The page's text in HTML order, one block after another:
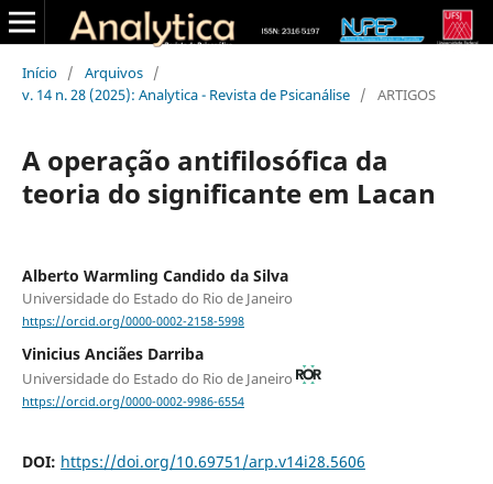
Início / Arquivos /
v. 14 n. 28 (2025): Analytica - Revista de Psicanálise / ARTIGOS
A operação antifilosófica da
teoria do significante em Lacan
Alberto Warmling Candido da Silva
Universidade do Estado do Rio de Janeiro
https://orcid.org/0000-0002-2158-5998
Vinicius Anciães Darriba
Universidade do Estado do Rio de Janeiro
https://orcid.org/0000-0002-9986-6554
DOI: https://doi.org/10.69751/arp.v14i28.5606